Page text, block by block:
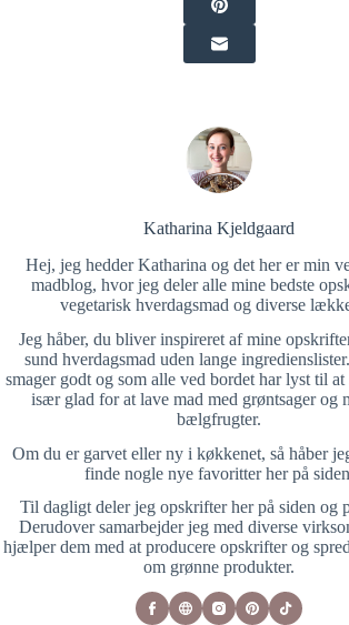
Katharina Kjeldgaard
Hej, jeg hedder Katharina og det her er min
madblog, hvor jeg deler alle mine bedste
vegetarisk hverdagsmad og diverse
Jeg håber, du bliver inspireret af mine
sund hverdagsmad uden lange
smager godt og som alle ved bordet har lyst til at
især glad for at lave mad med grøntsager og
bælgfrugter.
Om du er garvet eller ny i køkkenet, så håber
finde nogle nye favoritter her på
Til dagligt deler jeg opskrifter her på siden og
Derudover samarbejder jeg med diverse
hjælper dem med at producere opskrifter og
om grønne produkter.